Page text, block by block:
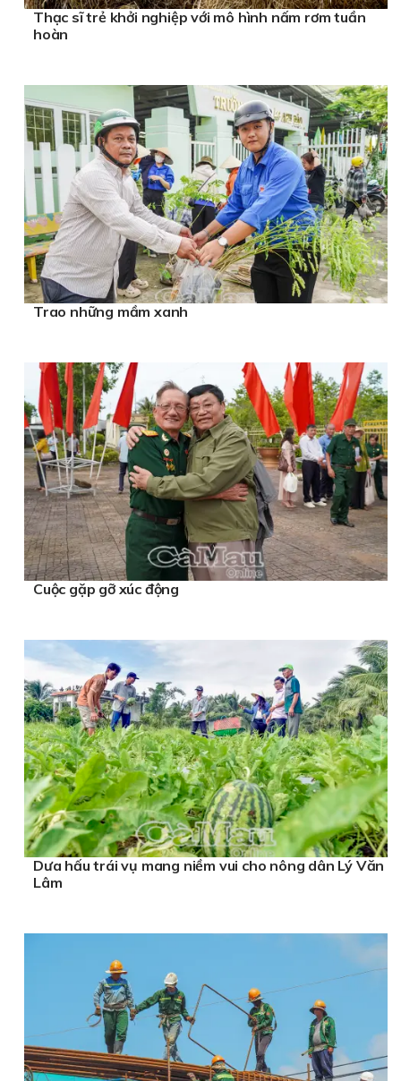
Thạc sĩ trẻ khởi nghiệp với mô hình nấm rơm tuần
hoàn
Trao những mầm xanh
Cuộc gặp gỡ xúc động
Dưa hấu trái vụ mang niềm vui cho nông dân Lý Văn
Lâm